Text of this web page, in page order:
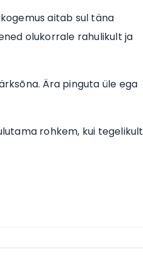
aitab sul täna
olukorrale rahulikult ja
Ära pinguta üle ega
rohkem, kui tegelikult